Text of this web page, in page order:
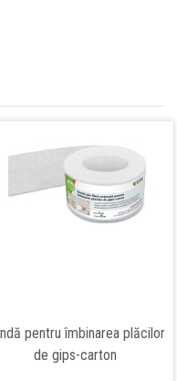
pentru îmbinarea plăcilor
de gips-carton